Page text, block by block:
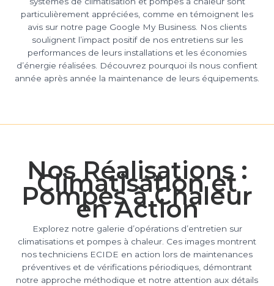
particulièrement appréciées, comme en témoignent les
avis sur notre page Google My Business. Nos clients
soulignent l’impact positif de nos entretiens sur les
performances de leurs installations et les économies
d’énergie réalisées. Découvrez pourquoi ils nous confient
année après année la maintenance de leurs équipements.
Nos Réalisations :
Climatisation et
Pompes à Chaleur
en Action
Explorez notre galerie d’opérations d’entretien sur
climatisations et pompes à chaleur. Ces images montrent
nos techniciens ECIDE en action lors de maintenances
préventives et de vérifications périodiques, démontrant
notre approche méthodique et notre attention aux détails